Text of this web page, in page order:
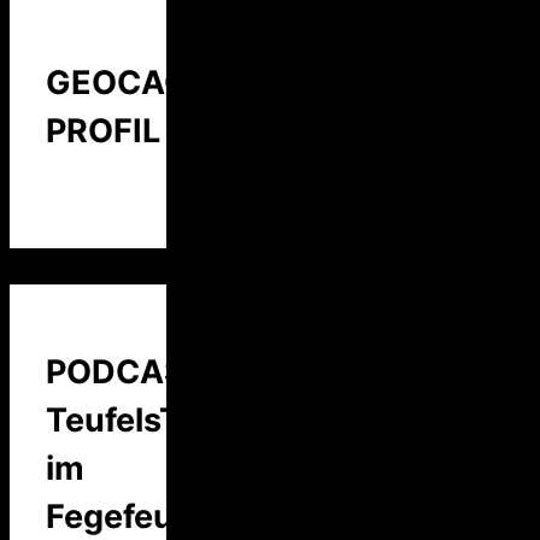
GEOCACHING
PROFIL
PODCAST:
TeufelsTalk
im
Fegefeuer